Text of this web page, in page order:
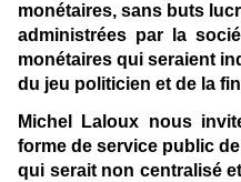
monétaires, sans buts
administrées par la
monétaires qui seraient
du jeu politicien et de la
Michel Laloux nous
forme de service public
qui serait non centralisé